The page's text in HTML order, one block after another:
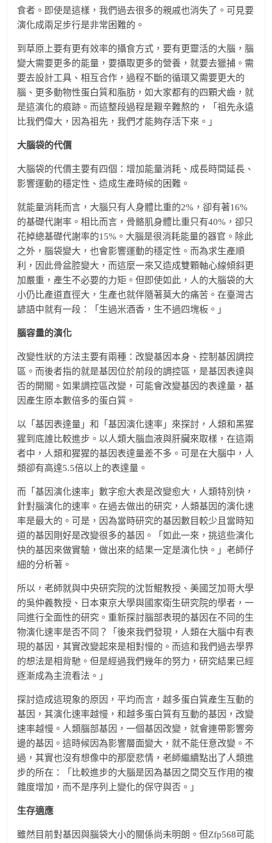
食者。即使是這樣，我們過去很多的親戚也消失了。可見要
演化成兩足步行是非常困難的。
到草原上要有更有效率的攝食方式，要有更靈活的大腦，腦
變大需要更多的能量，要攝取更多的營養，就要去獵捕。需
要去設計工具、相互合作，過程不斷的循環又需要更大的
腦、更多動物性蛋白質和脂肪，如大家都有的四顆犬齒，就
是這演化的痕跡。而這整段過程是艱辛難熬的，「祖先永遠
比我們偉大，因為祖先，我們才能夠存活下來。」
大腦袋的代價
大腦袋的代價主要有四個：增加能量消耗、成長時間延長、
影響運動的穩定性、造成生產時候的困難。
就能量消耗而言，大腦只有人身體比重的2%，卻有著16%
的基礎代謝率。相比而言，骨骼肌身體比重只有40%，卻只
花掉總基礎代謝率的15%。大腦是很消耗能量的器官。除此
之外，腦袋變大，也會影響運動的穩定性。而為求生產順
利，因此骨盆腔變大，而這麼一來又造成雙顆軸心線傾斜更
加嚴重，產生不必要的力矩。但即使如此，人的大腦袋的大
小仍比產道直徑大，生產也就伴隨著莫大的痛苦。在臺灣古
諺語中就有一段：「生過米酒香，生不過四塊板。」
腦容量的演化
改變性狀的方法主要有兩種：改變基因本身、控制基因調控
區。而後者指的就是基因位於前段的調控區，是基因表達與
否的開關。如果調控區改變，可能會改變基因的表達量，基
因產生原本數倍多的蛋白質。
以「基因表達量」和「基因演化速率」來探討，人類和黑猩
猩到底誰比較進步。以人類大腦血液與肝臟來取樣，在這兩
者中，人類和猩猩的基因表達量差不多。可是在大腦中，人
類卻有高達5.5倍以上的表達量。
而「基因演化速率」數字愈大表是改變愈大，人類特別快，
針對腦演化的速率。在過去做出的研究，人類基因的演化速
率是最大的。可是，因為當時研究的基因數目較少且當時知
道的基因剛好是改變很多的基因。「如此一來，挑這些演化
快的基因來做實驗，做出來的結果一定是演化快。」老師仔
細的分析著。
所以，老師就與中央研究院的沈哲鯤教授、美國芝加哥大學
的吳仲義教授、日本東京大學與國家衛生研究院的學者，一
同進行全面性的研究。重新探討腦部表現的基因在不同的生
物演化速率是否不同？「後來我們發現，人類在大腦中有表
現的基因，其實改變起來是相對慢的。而這和我們過去學界
的想法是相背馳。但是經過我們幾年的努力，研究結果已經
逐漸成為主流看法。」
探討造成這現象的原因，平均而言，越多蛋白質產生互動的
基因，其演化速率越慢，和越多蛋白質有互動的基因，改變
速率越慢。人類腦部基因，一個基因改變，就會連帶影響旁
邊的基因。這時候因為影響層面變大，就不能任意改變。不
過，其實也沒有想像中的那麼悲情，老師繼續點出了人類進
步的所在：「比較進步的大腦是因為基因之間交互作用的複
雜度增加，而不是序列上變化的保守與否。」
生存適應
雖然目前對基因與腦袋大小的關係尚未明朗。但Zfp568可能